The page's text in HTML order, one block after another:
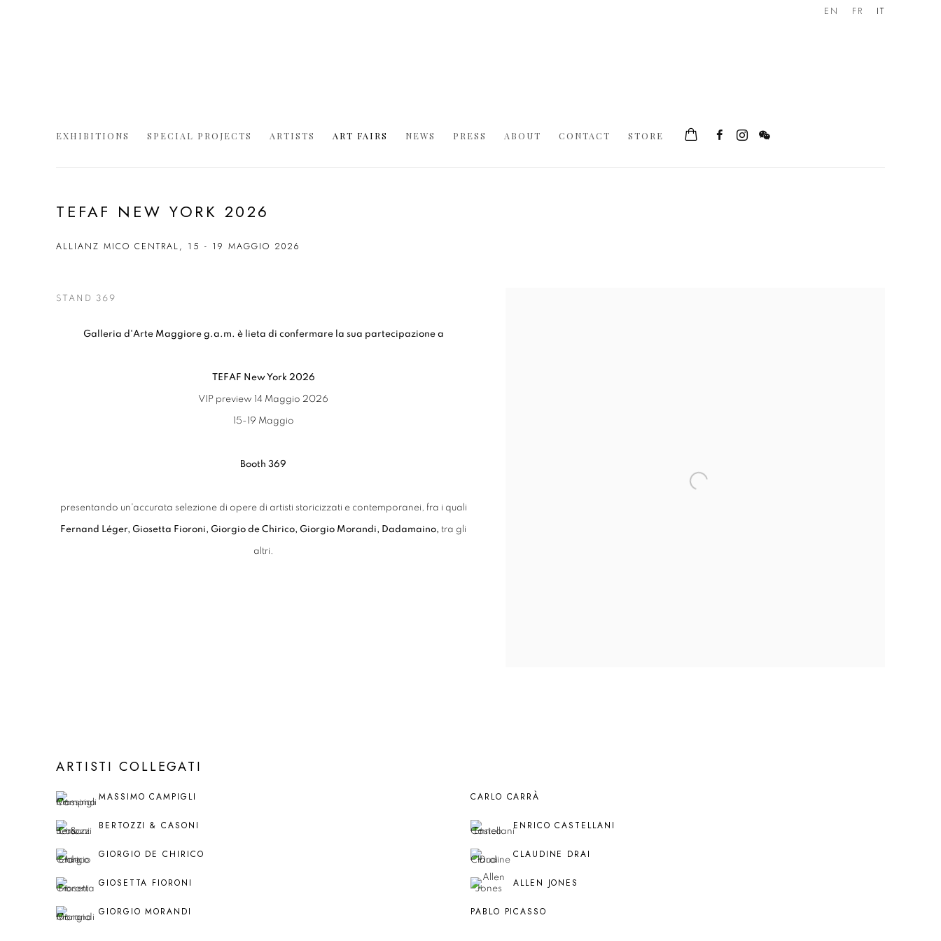
EXHIBITIONS SPECIAL PROJECTS ARTISTS ART FAIRS NEWS PRESS ABOUT CONTACT STORE
EN FR IT
TEFAF NEW YORK 2026
ALLIANZ MICO CENTRAL, 15 - 19 MAGGIO 2026
STAND 369
Galleria d'Arte Maggiore g.a.m. è lieta di confermare la sua partecipazione a
TEFAF New York 2026
VIP preview 14 Maggio 2026
15-19 Maggio
Booth 369
presentando un'accurata selezione di opere di artisti storicizzati e contemporanei, fra i quali
Fernand Léger, Giosetta Fioroni, Giorgio de Chirico, Giorgio Morandi, Dadamaino, tra gli
altri.
ARTISTI COLLEGATI
MASSIMO CAMPIGLI CARLO CARRÀ
BERTOZZI & CASONI ENRICO CASTELLANI
GIORGIO DE CHIRICO CLAUDINE DRAI
GIOSETTA FIORONI ALLEN JONES
GIORGIO MORANDI PABLO PICASSO